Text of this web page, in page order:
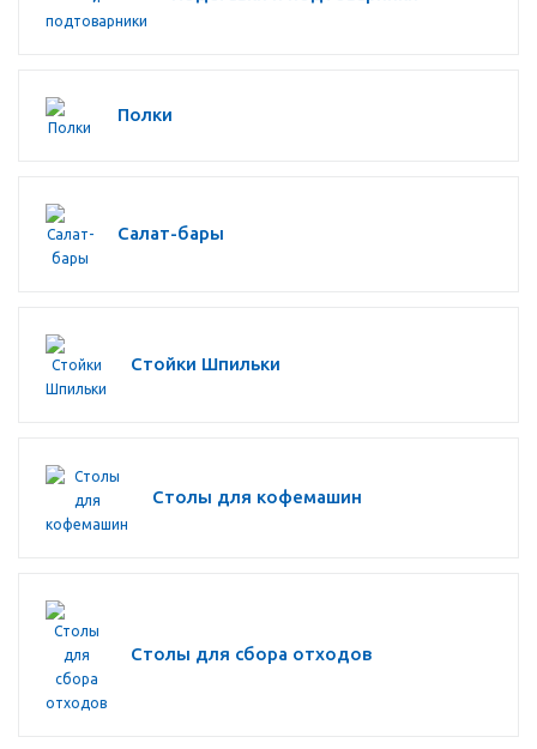
Полки
Салат-бары
Стойки Шпильки
Столы для кофемашин
Столы для сбора отходов